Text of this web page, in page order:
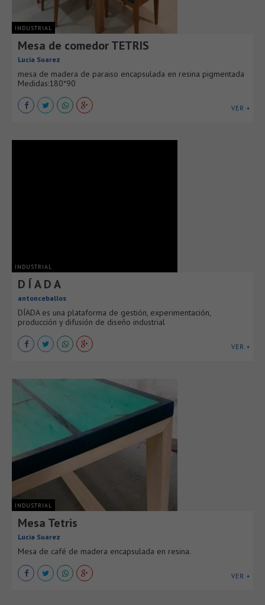
INDUSTRIAL
Mesa de comedor TETRIS
Lucia Suarez
mesa de madera de paraiso encapsulada en resina pigmentada
Medidas:180*90
VER +
INDUSTRIAL
D Í A D A
antonceballos
DÍADA es una plataforma de gestión, experimentación,
producción y difusión de diseño industrial
VER +
INDUSTRIAL
Mesa Tetris
Lucia Suarez
Mesa de café de madera encapsulada en resina.
VER +